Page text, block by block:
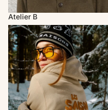
Atelier B
Les Saisons